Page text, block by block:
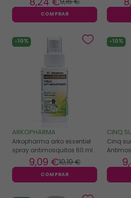
COMPRAR
-10%
ARKOPHARMA
Arkopharma arko essentiel
spray antimosquitos 60 ml
10,10 €
9,09 €
COMPRAR
-10%
CINQ
Cinq
9